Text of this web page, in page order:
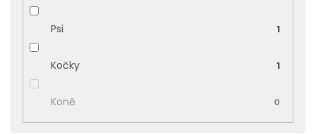
Psi 1
Kočky 1
Koně 0